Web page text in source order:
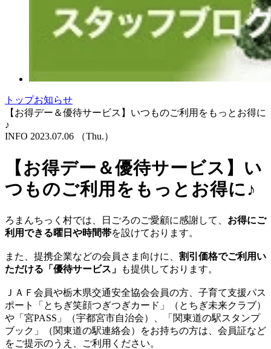
トップお知らせ
【お得デー＆優待サービス】いつものご利用をもっとお得に
♪
INFO 2023.07.06 （Thu.）
【お得デー＆優待サービス】い
つものご利用をもっとお得に♪
ろまんちっく村では、日ごろのご愛顧に感謝して、 お得にご
利用できる曜日や時間帯を設けております。
また、提携企業などの会員さま向けに、 割引価格でご利用い
ただける「優待サービス」
も提供しております。
ＪＡＦ会員や栃木県交通安全協会会員の方、子育て支援パス
ポート「とちぎ笑顔つぎつぎカード」（とちぎ未来クラブ）
や「宮PASS」（宇都宮市自治会）、「関東道の駅スタンプ
ブック」（関東道の駅連絡会）をお持ちの方は、会員証など
をご提示のうえ、ご利用ください。